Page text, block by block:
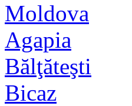
Moldova
Agapia
Bălţăteşti
Bicaz